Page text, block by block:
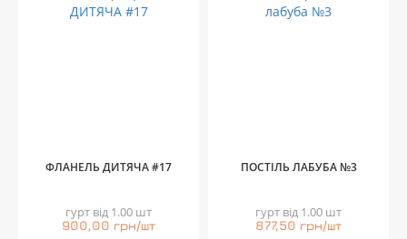
ФЛАНЕЛЬ ДИТЯЧА #17
гурт від 1.00 шт
900,00 грн/шт
ПОСТІЛЬ ЛАБУБА №3
гурт від 1.00 шт
877,50 грн/шт